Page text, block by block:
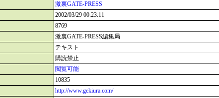
激裏GATE-PRESS
2002/03/29 00:23:11
8769
激裏GATE-PRESS編集局
テキスト
購読禁止
閲覧可能
10835
http://www.gekiura.com/